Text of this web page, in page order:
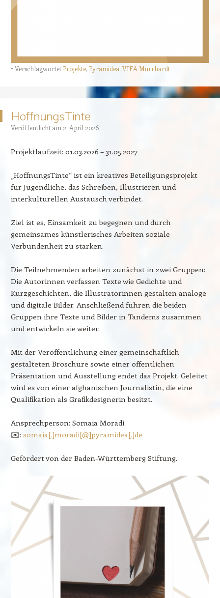
VerschlagwortetProjekte, Pyramidea, VIFA Murrhardt
HoffnungsTinte
Veröffentlicht am 2. April 2026
Projektlaufzeit: 01.03.2026 – 31.05.2027
„HoffnungsTinte“ ist ein kreatives Beteiligungsprojekt
für Jugendliche, das Schreiben, Illustrieren und
interkulturellen Austausch verbindet.
Ziel ist es, Einsamkeit zu begegnen und durch
gemeinsames künstlerisches Arbeiten soziale
Verbundenheit zu stärken.
Die Teilnehmenden arbeiten zunächst in zwei Gruppen:
Die Autorinnen verfassen Texte wie Gedichte und
Kurzgeschichten, die Illustratorinnen gestalten analoge
und digitale Bilder. Anschließend führen die beiden
Gruppen ihre Texte und Bilder in Tandems zusammen
und entwickeln sie weiter.
Mit der Veröffentlichung einer gemeinschaftlich
gestalteten Broschüre sowie einer öffentlichen
Präsentation und Ausstellung endet das Projekt. Geleitet
wird es von einer afghanischen Journalistin, die eine
Qualifikation als Grafikdesignerin besitzt.
Ansprechperson: Somaia Moradi
✉️: somaia[.]moradi[@]pyramidea[.]de
Gefördert von der Baden-Württemberg Stiftung.